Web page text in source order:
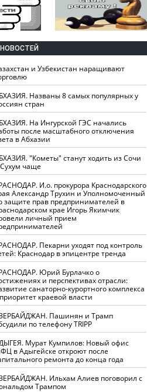
и Узбекистан наращивают
Названы 8 самых популярных у
стран
На Ингурской ГЭС начались
после масштабного отключения
в Абхазии
"Кометы" станут ходить из Сочи
чаще
И.о. прокурора Краснодарского
Александр Трухин и Уполномоченный
защите прав предпринимателей в
крае Игорь Якимчик
личный прием
Пекарни уходят под контроль
Краснодар в эпицентре тренда
Юрий Бурлачко о
и перспективах отрасли:
санаторно-курортного комплекса
краевой власти
Пашинян и Трамп
по телефону TRIPP
Мурат Кумпилов: Новый офис
в Адыгейске откроют после
ремонта до конца года
Ильхам Алиев поговорил с
Трампом